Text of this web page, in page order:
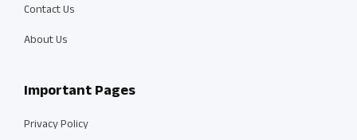
Contact Us
About Us
Important Pages
Privacy Policy